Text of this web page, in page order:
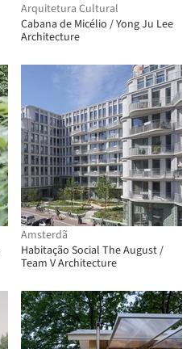
Arquitetura Cultural
Cabana de Micélio / Yong Ju Lee
Architecture
Amsterdã
Habitação Social The August /
Team V Architecture